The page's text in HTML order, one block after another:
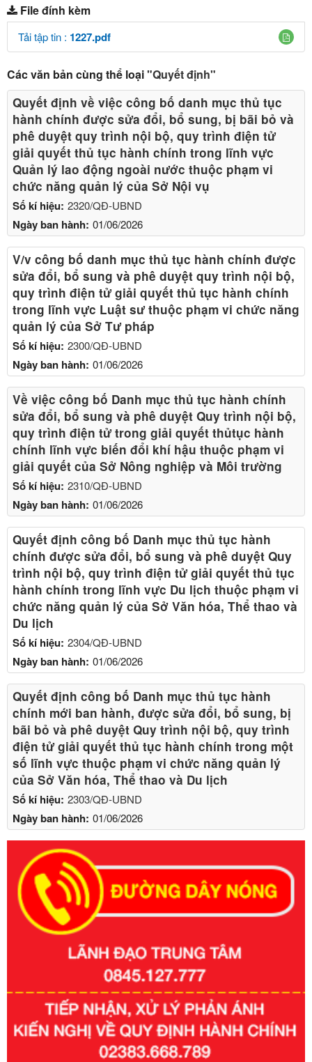
File đính kèm
Tải tập tin : 1227.pdf
Các văn bản cùng thể loại"Quyết định"
Số kí hiệu: 2320/QĐ-UBND
Ngày ban hành: 01/06/2026
Quyết định về việc công bố danh mục thủ tục
hành chính được sửa đổi, bổ sung, bị bãi bỏ và
phê duyệt quy trình nội bộ, quy trình điện tử
giải quyết thủ tục hành chính trong lĩnh vực
Quản lý lao động ngoài nước thuộc phạm vi
chức năng quản lý của Sở Nội vụ
Số kí hiệu: 2300/QĐ-UBND
Ngày ban hành: 01/06/2026
V/v công bố danh mục thủ tục hành chính được
sửa đổi, bổ sung và phê duyệt quy trình nội bộ,
quy trình điện tử giải quyết thủ tục hành chính
trong lĩnh vực Luật sư thuộc phạm vi chức năng
quản lý của Sở Tư pháp
Số kí hiệu: 2310/QĐ-UBND
Ngày ban hành: 01/06/2026
Về việc công bố Danh mục thủ tục hành chính
sửa đổi, bổ sung và phê duyệt Quy trình nội bộ,
quy trình điện tử trong giải quyết thủtục hành
chính lĩnh vực biến đổi khí hậu thuộc phạm vi
giải quyết của Sở Nông nghiệp và Môi trường
Số kí hiệu: 2304/QĐ-UBND
Ngày ban hành: 01/06/2026
Quyết định công bố Danh mục thủ tục hành
chính được sửa đổi, bổ sung và phê duyệt Quy
trình nội bộ, quy trình điện tử giải quyết thủ tục
hành chính trong lĩnh vực Du lịch thuộc phạm vi
chức năng quản lý của Sở Văn hóa, Thể thao và
Du lịch
Số kí hiệu: 2303/QĐ-UBND
Ngày ban hành: 01/06/2026
Quyết định công bố Danh mục thủ tục hành
chính mới ban hành, được sửa đổi, bổ sung, bị
bãi bỏ và phê duyệt Quy trình nội bộ, quy trình
điện tử giải quyết thủ tục hành chính trong một
số lĩnh vực thuộc phạm vi chức năng quản lý
của Sở Văn hóa, Thể thao và Du lịch